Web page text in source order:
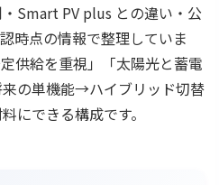
Smart PV plus との違い・公
時点の情報で整理していま
供給を重視」「太陽光と蓄電
の単機能→ハイブリッド切替
にできる構成です。